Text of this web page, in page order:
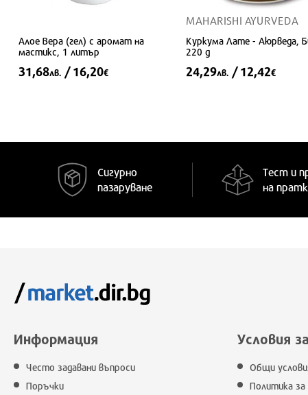
Алое Вера (гел) с аромат на
мастикс, 1 литър
31,68лв. / 16,20€
MAHARISHI AYURVEDA
Куркума Лате - Аюрведа,
220 g
24,29лв. / 12,42€
Сигурно
пазаруване
Тест и
на
Информация
Често задавани въпроси
Поръчки
Условия
Общи
Политика за